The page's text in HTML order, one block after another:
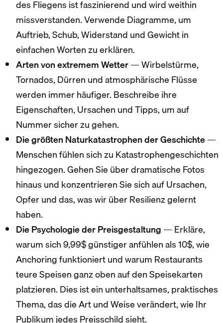
des Fliegens ist faszinierend und wird weithin
missverstanden. Verwende Diagramme, um
Auftrieb, Schub, Widerstand und Gewicht in
einfachen Worten zu erklären.
Arten von extremem Wetter— Wirbelstürme,
Tornados, Dürren und atmosphärische Flüsse
werden immer häufiger. Beschreibe ihre
Eigenschaften, Ursachen und Tipps, um auf
Nummer sicher zu gehen.
Die größten Naturkatastrophen der Geschichte—
Menschen fühlen sich zu Katastrophengeschichten
hingezogen. Gehen Sie über dramatische Fotos
hinaus und konzentrieren Sie sich auf Ursachen,
Opfer und das, was wir über Resilienz gelernt
haben.
Die Psychologie der Preisgestaltung — Erkläre,
warum sich 9,99$ günstiger anfühlen als 10$, wie
Anchoring funktioniert und warum Restaurants
teure Speisen ganz oben auf den Speisekarten
platzieren. Dies ist ein unterhaltsames, praktisches
Thema, das die Art und Weise verändert, wie Ihr
Publikum jedes Preisschild sieht.